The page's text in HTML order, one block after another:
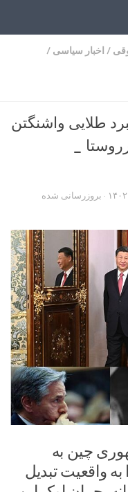
/ اخبار سیاسی /
طلایی واشنگتن
_
· بروزرسانی شده
چین به
واقعیت تبدیل